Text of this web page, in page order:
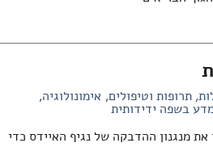
תרופות וטיפולים אימונולוגיה
בשפה ידידותית
את מנגנון ההדבקה של נגיף האיידס כדי